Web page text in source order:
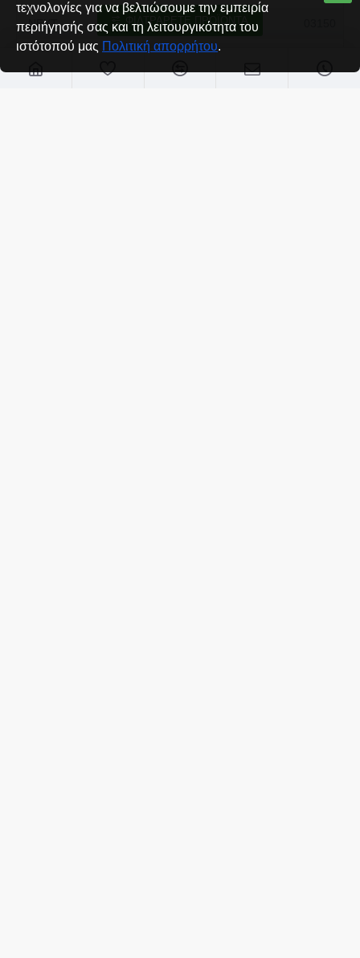
NEXT
Υ36x28x4εκ.
τεχνολογίες για να βελτιώσουμε την εμπειρία
περιήγησής σας και τη λειτουργικότητα του
ιστότοπού μας Πολιτική απορρήτου.
ΦΙΛΤΡΆΡΕΤΕ ΠΡΟΪΌΝΤΑ